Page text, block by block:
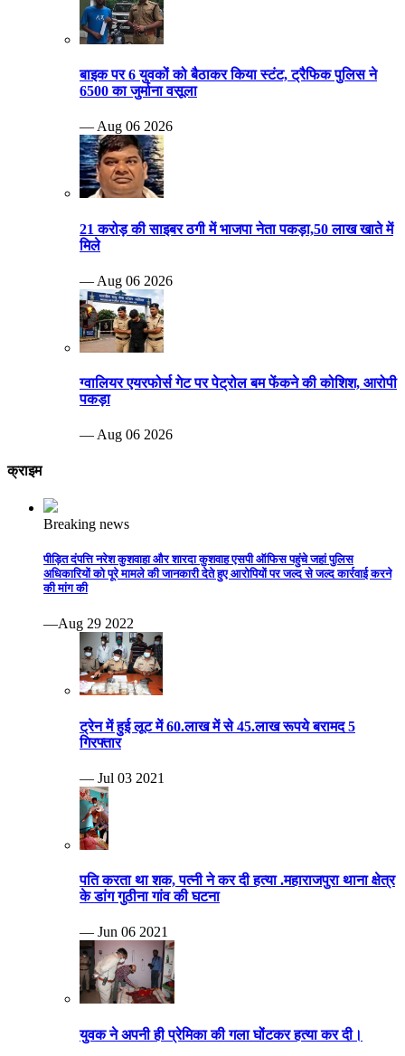
बाइक पर 6 युवकों को बैठाकर किया स्टंट, ट्रैफिक पुलिस ने
6500 का जुर्माना वसूला
— Aug 06 2026
21 करोड़ की साइबर ठगी में भाजपा नेता पकड़ा,50 लाख खाते में
मिले
— Aug 06 2026
ग्वालियर एयरफोर्स गेट पर पेट्रोल बम फेंकने की कोशिश, आरोपी
पकड़ा
— Aug 06 2026
क्राइम
Breaking news
पीड़ित दंपत्ति नरेश कुशवाहा और शारदा कुशवाह एसपी ऑफिस पहुंचे जहां पुलिस
अधिकारियों को पूरे मामले की जानकारी देते हुए आरोपियों पर जल्द से जल्द कार्रवाई करने
की मांग की
—Aug 29 2022
ट्रेन में हुई लूट में 60.लाख में से 45.लाख रूपये बरामद 5
गिरफ्तार
— Jul 03 2021
पति करता था शक, पत्नी ने कर दी हत्या .महाराजपुरा थाना क्षेत्र
के डांग गुठीना गांव की घटना
— Jun 06 2021
युवक ने अपनी ही प्रेमिका की गला घोंटकर हत्या कर दी।